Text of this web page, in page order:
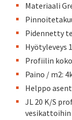
Materiaali
Pidennetty
Hyötyleveys
Profiilin
Paino / m2:
Helppo
JL 20 K/S